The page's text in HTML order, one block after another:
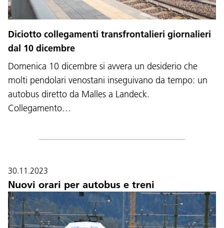
Diciotto collegamenti transfrontalieri giornalieri
dal 10 dicembre
Domenica 10 dicembre si avvera un desiderio che
molti pendolari venostani inseguivano da tempo: un
autobus diretto da Malles a Landeck.
Collegamento…
30.11.2023
Nuovi orari per autobus e treni